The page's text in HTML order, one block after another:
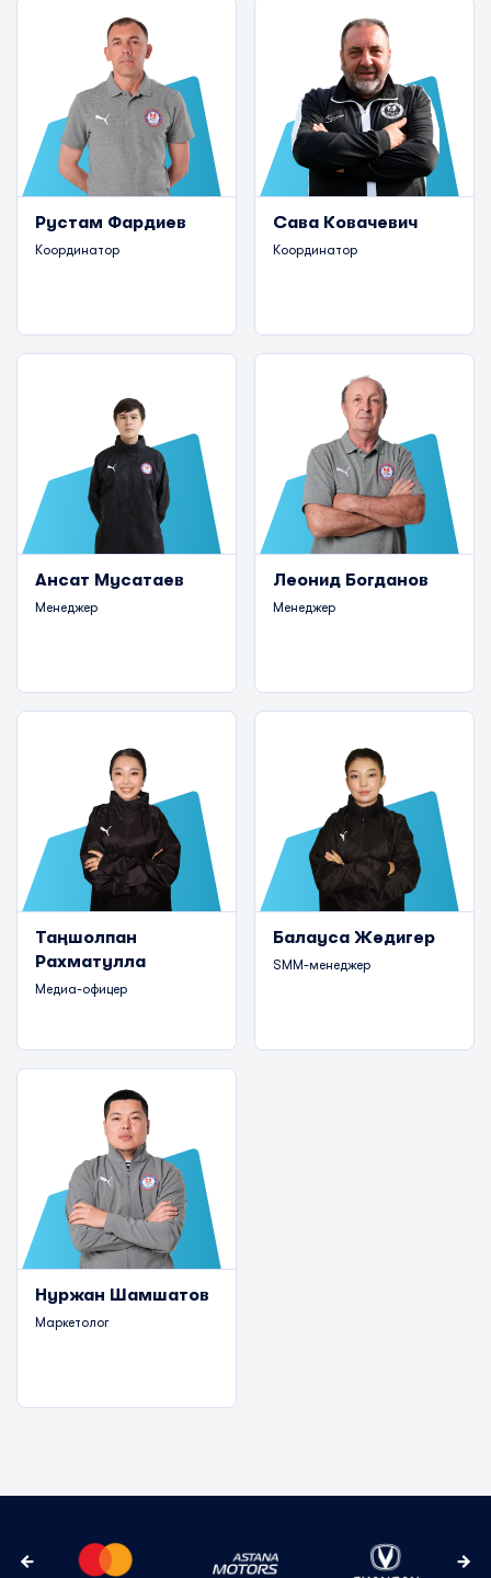
Рустам Фардиев
Координатор
Сава Ковачевич
Координатор
Ансат Мусатаев
Менеджер
Леонид Богданов
Менеджер
Таңшолпан
Рахматулла
Медиа-офицер
Балауса Жәдигер
SMM-менеджер
Нуржан Шамшатов
Маркетолог